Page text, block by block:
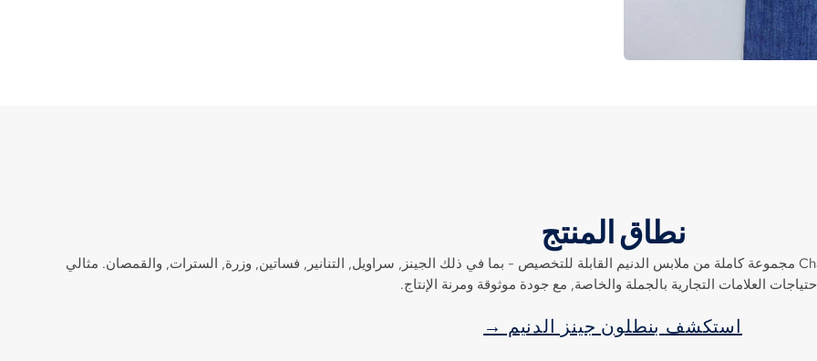
نطاق المنتج
من الجينز الكلاسيكي إلى البلاشات المعاصرة, تقدم Changhong مجموعة كاملة من ملابس الدنيم القابلة للتخصيص - بما في ذلك الجينز, سراويل, التنانير, فساتين, وزرة, السترات, والقمصان. مثالي
العلامات التجارية بالجملة والخاصة, مع جودة موثوقة ومرنة الإنتاج.
استكشف بنطلون جينز الدنيم →